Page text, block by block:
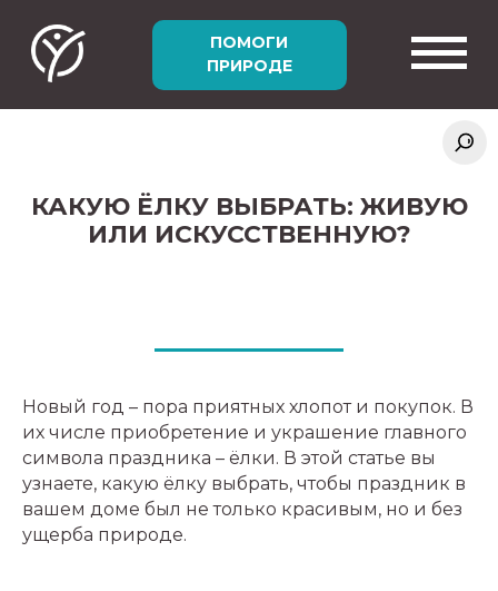
ПОМОГИ
ПРИРОДЕ
О НАС
ОТЧЕТ 2025
ПРОЕКТЫ
СОХРАНЕНИЕ РАСТИТЕЛЬНОГО МИРА
ТЕХНОЛОГИИ И ИННОВАЦИИ
ПУТЕШЕСТВУЙ СО СМЫСЛОМ
БИБЛИОТЕКА
10 ФАКТОВ О...
КАКУЮ ЁЛКУ ВЫБРАТЬ: ЖИВУЮ
ИЛИ ИСКУССТВЕННУЮ?
Новый год – пора приятных хлопот и покупок. В
их числе приобретение и украшение главного
символа праздника – ёлки. В этой статье вы
узнаете, какую ёлку выбрать, чтобы праздник в
вашем доме был не только красивым, но и без
ущерба природе.